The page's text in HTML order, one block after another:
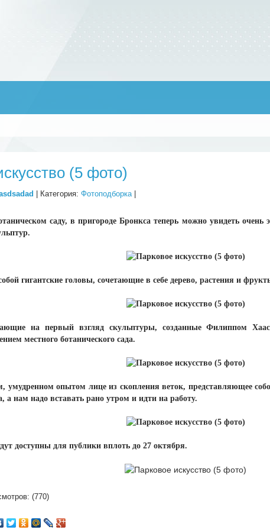
(5 фото)
| Категория:Фотоподборка|
саду, в пригороде Бронкса теперь можно увидеть очень
гигантские головы, сочетающие в себе дерево, растения и
на первый взгляд скульптуры, созданные Филиппом
местного ботанического сада.
умудренном опытом лице из скопления веток, представляющее
а нам надо вставать рано утром и идти на работу.
доступны для публики вплоть до 27 октября.
(770)